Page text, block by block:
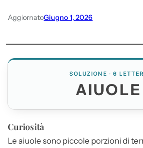
AggiornatoGiugno 1, 2026
SOLUZIONE · 6
AIUOLE
Curiosità
Le aiuole sono piccole porzioni di